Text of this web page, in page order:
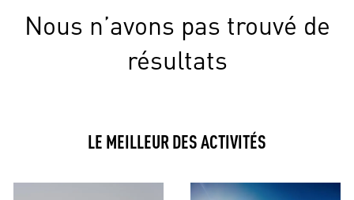
Nous n’avons pas trouvé de
résultats
LE MEILLEUR DES ACTIVITÉS